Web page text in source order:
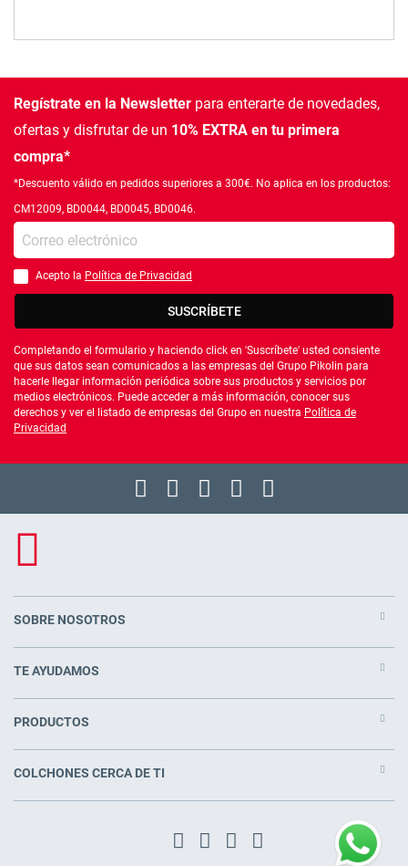
Regístrate en la Newsletter para enterarte de novedades,
ofertas y disfrutar de un 10% EXTRA en tu primera
compra*
*Descuento válido en pedidos superiores a 300€. No aplica en los productos:
CM12009, BD0044, BD0045, BD0046.
Introduce tu e-mail
Debes aceptar la política de privacidad
Acepto la Política de Privacidad
SUSCRÍBETE
Completando el formulario y haciendo click en 'Suscríbete' usted consiente
que sus datos sean comunicados a las empresas del Grupo Pikolin para
hacerle llegar información periódica sobre sus productos y servicios por
medios electrónicos. Puede acceder a más información, conocer sus
derechos y ver el listado de empresas del Grupo en nuestra Política de
Privacidad
SOBRE NOSOTROS
TE AYUDAMOS
PRODUCTOS
COLCHONES CERCA DE TI